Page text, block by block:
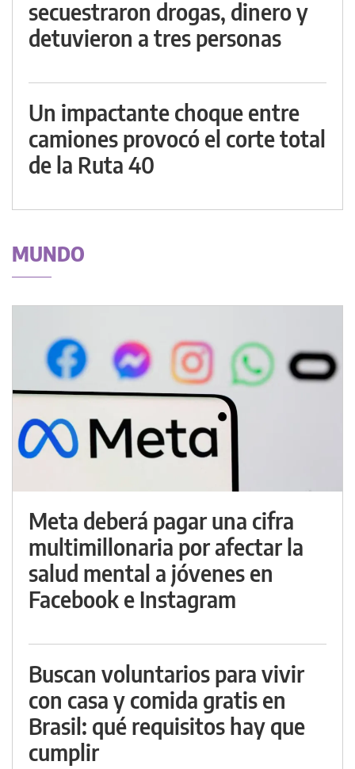
secuestraron drogas, dinero y
detuvieron a tres personas
Un impactante choque entre
camiones provocó el corte total
de la Ruta 40
MUNDO
Meta deberá pagar una cifra
multimillonaria por afectar la
salud mental a jóvenes en
Facebook e Instagram
Buscan voluntarios para vivir
con casa y comida gratis en
Brasil: qué requisitos hay que
cumplir